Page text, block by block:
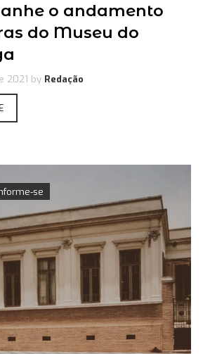
o andamento
do Museu do
2021 by Redação
se